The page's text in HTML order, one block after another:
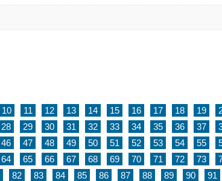
10 11 12 13 14 15 16 17 18 19
28 29 30 31 32 33 34 35 36 37
46 47 48 49 50 51 52 53 54 55
64 65 66 67 68 69 70 71 72 73
82 83 84 85 86 87 88 89 90 91